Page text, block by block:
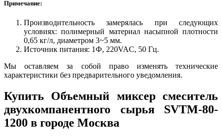
Примечание:
Производительность замерялась при следующих
условиях: полимерный материал насыпной плотности
0,65 кг/л, диаметром 3~5 мм.
Источник питания: 1Ф, 220VAC, 50 Гц.
Мы оставляем за собой право изменять технические
характеристики без предварительного уведомления.
Купить Объемный миксер смеситель
двухкомпанентного сырья SVTM-80-
1200 в городе Москва